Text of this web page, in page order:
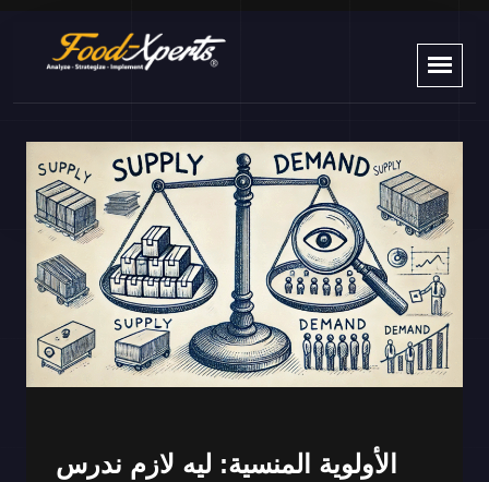
الأولوية المنسية: ليه لازم ندرس